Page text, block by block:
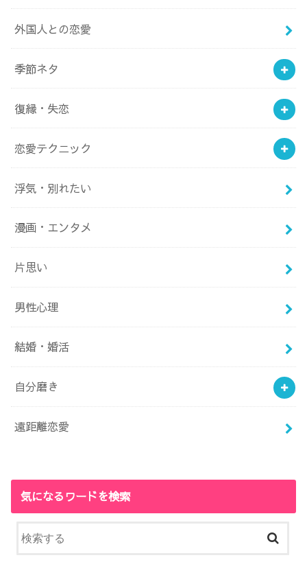
外国人との恋愛
季節ネタ
復縁・失恋
恋愛テクニック
浮気・別れたい
漫画・エンタメ
片思い
男性心理
結婚・婚活
自分磨き
遠距離恋愛
気になるワードを検索